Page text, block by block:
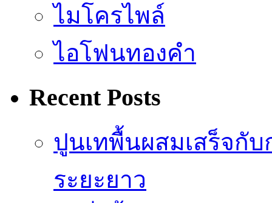
ไมโครไพล์
ไอโฟนทองคำ
Recent Posts
ปูนเทพื้นผสมเสร็จกั
ระยะยาว